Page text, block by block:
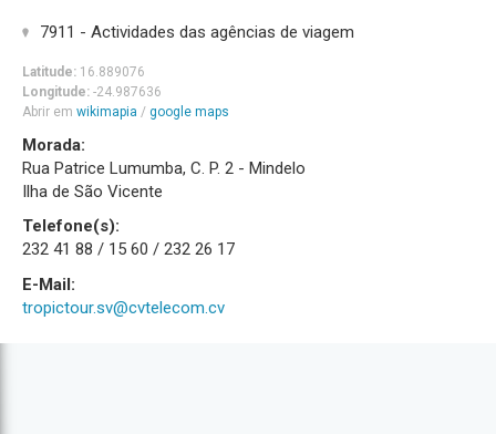
7911 - Actividades das agências de viagem
Latitude: 16.889076
Longitude: -24.987636
Abrir em wikimapia / google maps
Morada:
Rua Patrice Lumumba, C. P. 2 - Mindelo
Ilha de São Vicente
Telefone(s):
232 41 88 / 15 60 / 232 26 17
E-Mail:
tropictour.sv@cvtelecom.cv